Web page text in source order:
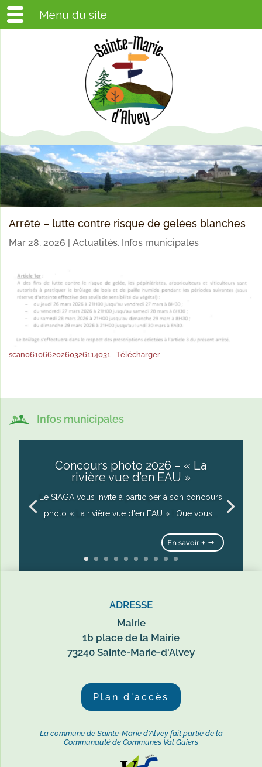
Arrêté – lutte contre risque de gelées blanches
Mar 28, 2026 | Actualités, Infos municipales
scan06106620260326114031 Télécharger
Infos municipales
Concours photo 2026 – « La
rivière vue d’en EAU »
Le SIAGA vous invite à participer à son concours
photo « La rivière vue d'en EAU » ! Que vous...
En savoir +
ADRESSE
Mairie
1b place de la Mairie
73240 Sainte-Marie-d'Alvey
Plan d'accès
La commune de Sainte-Marie d'Alvey fait partie de la
Communauté de Communes Val Guiers
Menu du site